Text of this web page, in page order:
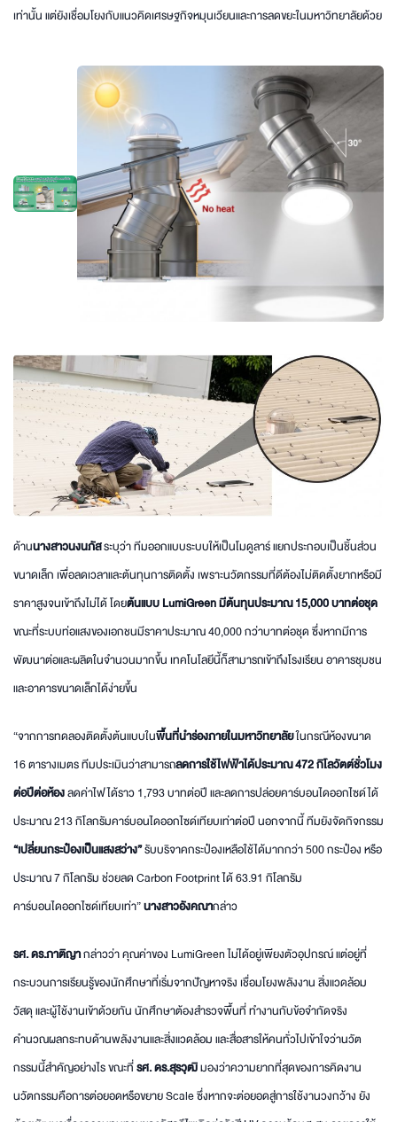
เท่านั้น แต่ยังเชื่อมโยงกับแนวคิดเศรษฐกิจหมุนเวียนและการลดขยะในมหาวิทยาลัยด้วย
ด้านนางสาวนงนภัสระบุว่า ทีมออกแบบระบบให้เป็นโมดูลาร์ แยกประกอบเป็นชิ้นส่วน
ขนาดเล็ก เพื่อลดเวลาและต้นทุนการติดตั้ง เพราะนวัตกรรมที่ดีต้องไม่ติดตั้งยากหรือมี
ราคาสูงจนเข้าถึงไม่ได้ โดยต้นแบบLumiGreen มีต้นทุนประมาณ 15,000 บาทต่อชุด
ขณะที่ระบบท่อแสงของเอกชนมีราคาประมาณ 40,000 กว่าบาทต่อชุด ซึ่งหากมีการ
พัฒนาต่อและผลิตในจำนวนมากขึ้น เทคโนโลยีนี้ก็สามารถเข้าถึงโรงเรียน อาคารชุมชน
และอาคารขนาดเล็กได้ง่ายขึ้น
“จากการทดลองติดตั้งต้นแบบในพื้นที่นำร่องภายในมหาวิทยาลัยในกรณีห้องขนาด
16 ตารางเมตร ทีมประเมินว่าสามารถลดการใช้ไฟฟ้าได้ประมาณ472 กิโลวัตต์ชั่วโมง
ต่อปีต่อห้องลดค่าไฟได้ราว 1,793 บาทต่อปี และลดการปล่อยคาร์บอนไดออกไซด์ได้
ประมาณ 213 กิโลกรัมคาร์บอนไดออกไซด์เทียบเท่าต่อปี นอกจากนี้ ทีมยังจัดกิจกรรม
“เปลี่ยนกระป๋องเป็นแสงสว่าง”รับบริจาคกระป๋องเหลือใช้ได้มากกว่า 500 กระป๋อง หรือ
ประมาณ 7 กิโลกรัม ช่วยลด Carbon Footprint ได้ 63.91 กิโลกรัม
คาร์บอนไดออกไซด์เทียบเท่า”นางสาวอังคณากล่าว
รศ. ดร.ภาติญากล่าวว่า คุณค่าของ LumiGreen ไม่ได้อยู่เพียงตัวอุปกรณ์ แต่อยู่ที่
กระบวนการเรียนรู้ของนักศึกษาที่เริ่มจากปัญหาจริง เชื่อมโยงพลังงาน สิ่งแวดล้อม
วัสดุ และผู้ใช้งานเข้าด้วยกัน นักศึกษาต้องสำรวจพื้นที่ ทำงานกับข้อจำกัดจริง
คำนวณผลกระทบด้านพลังงานและสิ่งแวดล้อม และสื่อสารให้คนทั่วไปเข้าใจว่านวัต
กรรมนี้สำคัญอย่างไร ขณะที่รศ. ดร.สุรวุฒิมองว่าความยากที่สุดของการคิดงาน
นวัตกรรมคือการต่อยอดหรือขยาย Scale ซึ่งหากจะต่อยอดสู่การใช้งานวงกว้าง ยัง